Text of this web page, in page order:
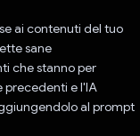
ai contenuti del tuo
sane
che stanno per
precedenti e l'IA
al prompt